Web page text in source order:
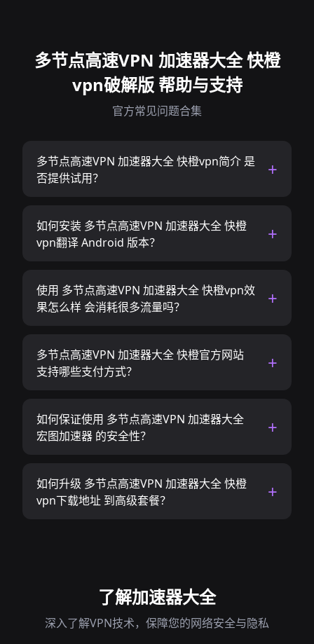
多节点高速VPN 加速器大全 快橙
vpn破解版 帮助与支持
官方常见问题合集
多节点高速VPN 加速器大全 快橙vpn简介 是
否提供试用？
如何安装 多节点高速VPN 加速器大全 快橙
vpn翻译 Android 版本？
使用 多节点高速VPN 加速器大全 快橙vpn效
果怎么样 会消耗很多流量吗？
多节点高速VPN 加速器大全 快橙官方网站
支持哪些支付方式？
如何保证使用 多节点高速VPN 加速器大全
宏图加速器 的安全性？
如何升级 多节点高速VPN 加速器大全 快橙
vpn下载地址 到高级套餐？
了解加速器大全
深入了解VPN技术，保障您的网络安全与隐私